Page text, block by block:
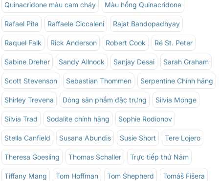
Quinacridone màu cam cháy Màu hồng Quinacridone
Rafael Pita Raffaele Ciccaleni Rajat Bandopadhyay
Raquel Falk Rick Anderson Robert Cook Ré St. Peter
Sabine Dreher Sandy Allnock Sanjay Desai Sarah Graham
Scott Stevenson Sebastian Thommen Serpentine Chính hãng
Shirley Trevena Dòng sản phẩm đặc trưng Silvia Monge
Silvia Trad Sodalite chính hãng Sophie Rodionov
Stella Canfield Susana Abundis Susie Short Tere Lojero
Theresa Goesling Thomas Schaller Trực tiếp thứ Năm
Tiffany Mang Tom Hoffman Tom Shepherd Tomáš Fišera